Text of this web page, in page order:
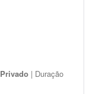
Privado | Duração